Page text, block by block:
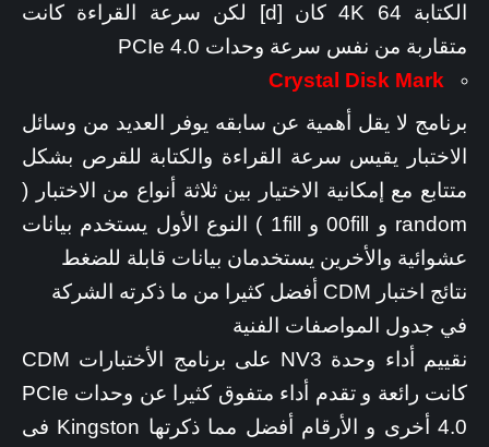
الكتابة 4K 64 كان [d] لكن سرعة القراءة كانت
متقاربة من نفس سرعة وحدات PCIe 4.0
Crystal Disk Mark
برنامج لا يقل أهمية عن سابقه يوفر العديد من وسائل
الاختبار يقيس سرعة القراءة والكتابة للقرص بشكل
متتابع مع إمكانية الاختيار بين ثلاثة أنواع من الاختبار (
random و 00fill و 1fill ) النوع الأول يستخدم بيانات
عشوائية والأخرين يستخدمان بيانات قابلة للضغط
نتائج اختبار CDM أفضل كثيرا من ما ذكرته الشركة
في جدول المواصفات الفنية
نقييم أداء وحدة NV3 على برنامج الأختبارات CDM
كانت رائعة و تقدم أداء متفوق كثيرا عن وحدات PCIe
4.0 أخرى و الأرقام أفضل مما ذكرتها Kingston فى